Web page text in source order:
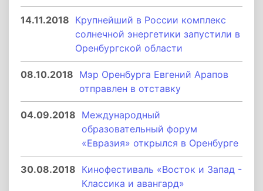
14.11.2018 Крупнейший в России комплекс
солнечной энергетики запустили в
Оренбургской области
08.10.2018 Мэр Оренбурга Евгений Арапов
отправлен в отставку
04.09.2018 Международный
образовательный форум
«Евразия» открылся в Оренбурге
30.08.2018 Кинофестиваль «Восток и Запад -
Классика и авангард»